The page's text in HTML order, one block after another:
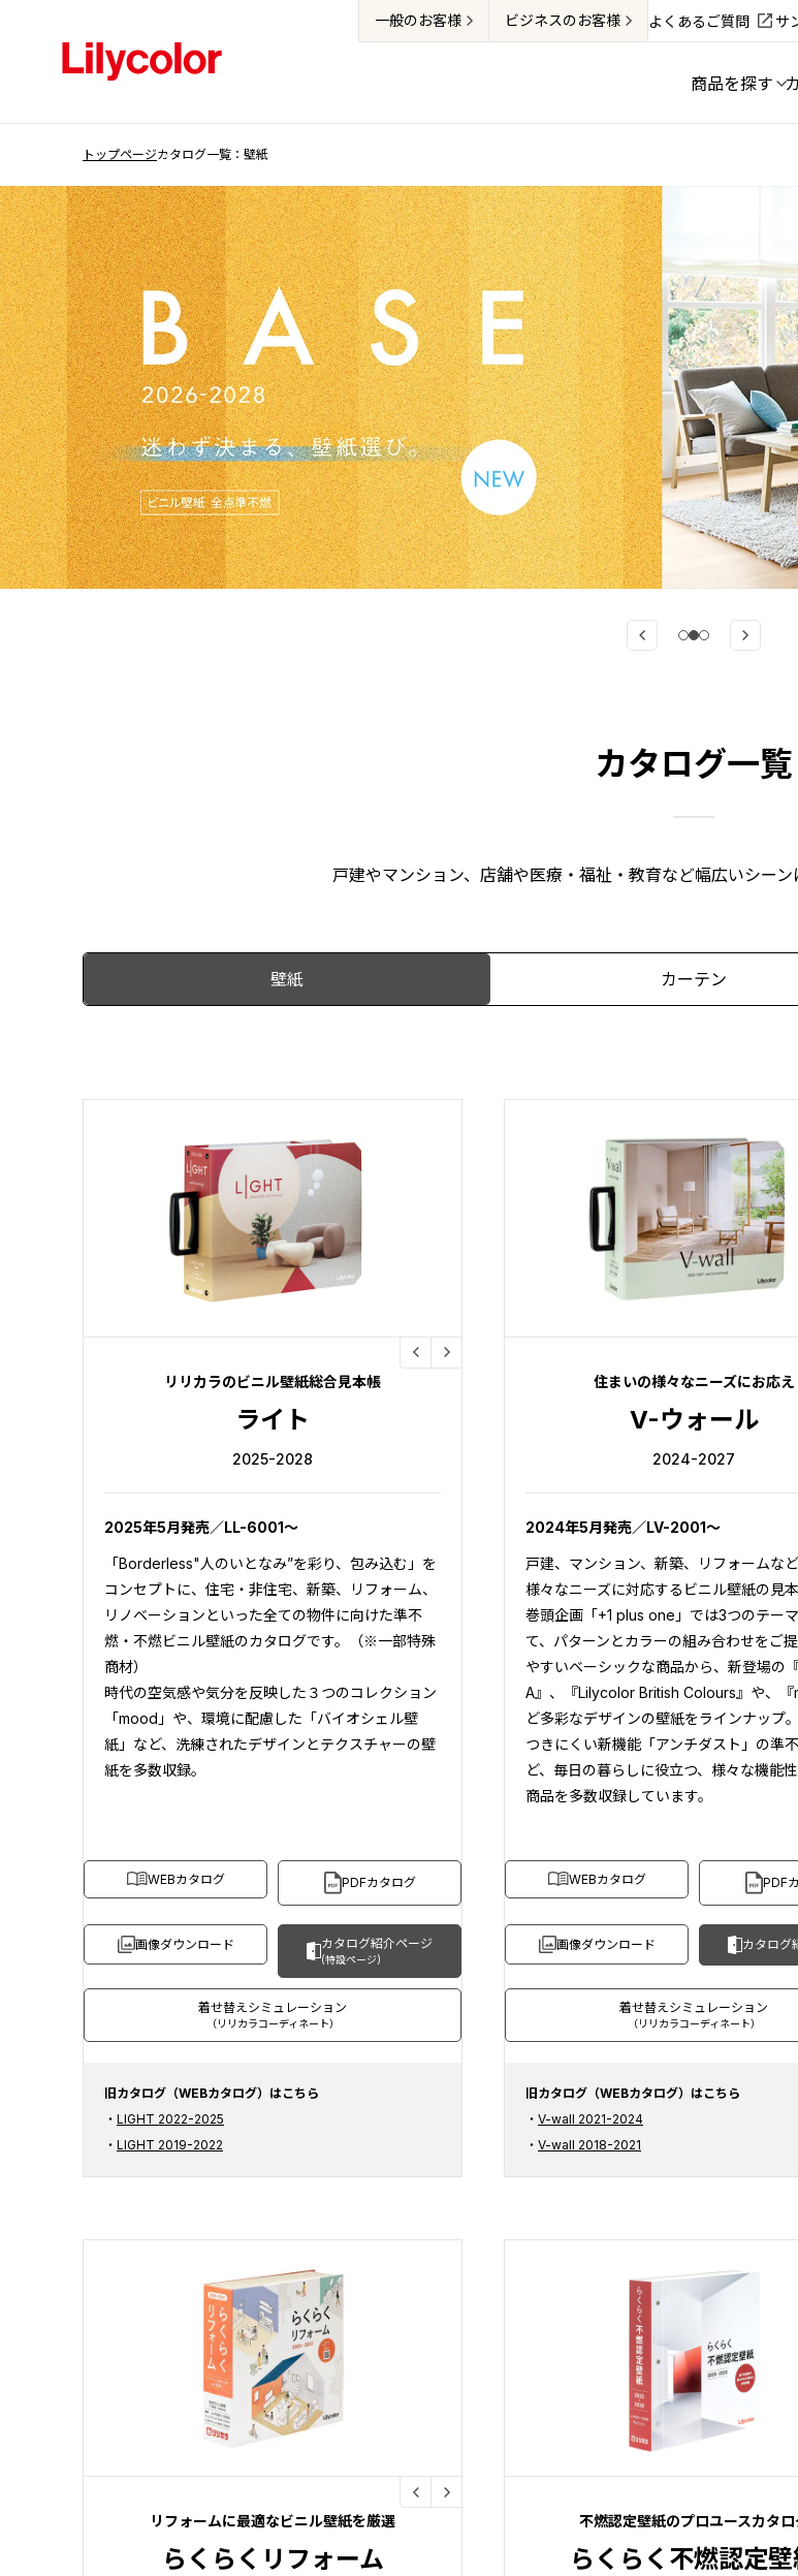
一般のお客様 ビジネスのお客様 よくあるご質問 サ
商品を探す
トップページカタログ一覧：壁紙
カタログ一覧
戸建やマンション、店舗や医療・福祉・教育など幅広いシーン
壁紙 カーテン
リリカラのビニル壁紙総合見本帳
ライト
2025-2028
2025年5月発売／LL-6001～
「Borderless"人のいとなみ”を彩り、包み込む」を
コンセプトに、住宅・非住宅、新築、リフォーム、
リノベーションといった全ての物件に向けた準不
燃・不燃ビニル壁紙のカタログです。（※一部特殊
商材）
時代の空気感や気分を反映した３つのコレクション
「mood」や、環境に配慮した「バイオシェル壁
紙」など、洗練されたデザインとテクスチャーの壁
紙を多数収録。
WEBカタログ PDFカタログ
画像ダウンロード カタログ紹介ページ
(特設ページ)
着せ替えシミュレーション
（リリカラコーディネート）
旧カタログ（WEBカタログ）はこちら
LIGHT 2022-2025
LIGHT 2019-2022
住まいの様々なニーズにお応え
V-ウォール
2024-2027
2024年5月発売／LV-2001～
戸建、マンション、新築、リフォームな
様々なニーズに対応するビニル壁紙の見本
巻頭企画「+1 plus one」では3つのテー
て、パターンとカラーの組み合わせをご
やすいベーシックな商品から、新登場の
A』、『Lilycolor British Colours』や、『
ど多彩なデザインの壁紙をラインナップ
つきにくい新機能「アンチダスト」の準
ど、毎日の暮らしに役立つ、様々な機能
商品を多数収録しています。
WEBカタログ PDF
画像ダウンロード カタログ
着せ替えシミュレーション
（リリカラコーディネート）
旧カタログ（WEBカタログ）はこちら
V-wall 2021-2024
V-wall 2018-2021
リフォームに最適なビニル壁紙を厳選
らくらくリフォーム
不燃認定壁紙のプロユースカタロ
らくらく不燃認定